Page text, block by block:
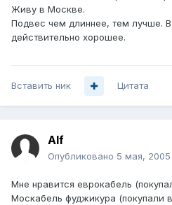
Живу в Москве.
Подвес чем длиннее, тем лучше.
действительно хорошее.
Вставить ник Цитата
Alf
Опубликовано 5 мая, 2005
Мне нравится еврокабель
Москабель фуджикура (покупали